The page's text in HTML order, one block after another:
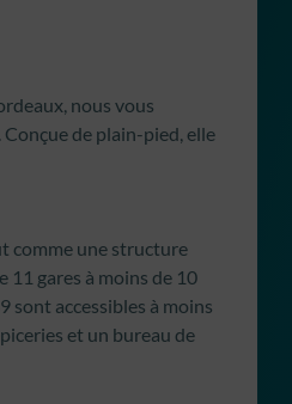
nous vous
de plain-pied, elle
comme une structure
11 gares à moins de 10
sont accessibles à moins
et un bureau de